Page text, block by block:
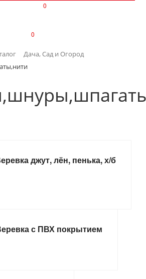
МАТЕРИАЛЫ
0
0
Дача, Сад и Огород
джут, лён, пенька, х/б
с ПВХ покрытием